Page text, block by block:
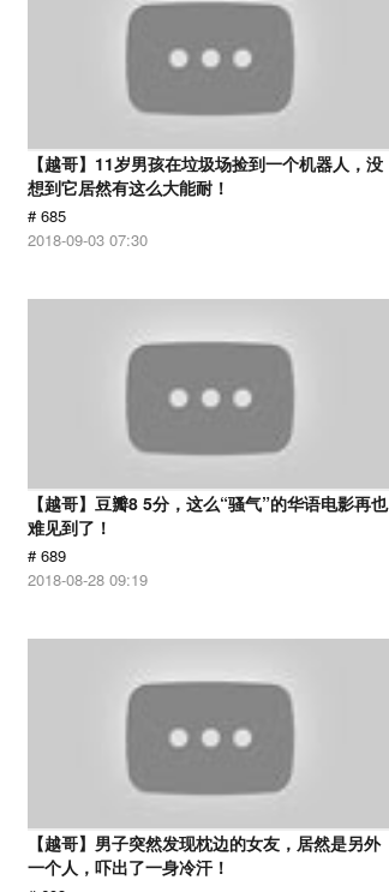
【越哥】11岁男孩在垃圾场捡到一个机器人，没
想到它居然有这么大能耐！
# 685
2018-09-03 07:30
【越哥】豆瓣8 5分，这么“骚气”的华语电影再也
难见到了！
# 689
2018-08-28 09:19
【越哥】男子突然发现枕边的女友，居然是另外
一个人，吓出了一身冷汗！